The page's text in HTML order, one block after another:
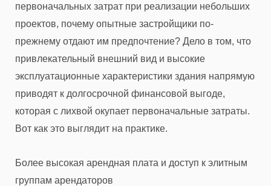
первоначальных затрат при реализации небольших
проектов, почему опытные застройщики по-
прежнему отдают им предпочтение? Дело в том, что
привлекательный внешний вид и высокие
эксплуатационные характеристики здания напрямую
приводят к долгосрочной финансовой выгоде,
которая с лихвой окупает первоначальные затраты.
Вот как это выглядит на практике.
Более высокая арендная плата и доступ к элитным
группам арендаторов